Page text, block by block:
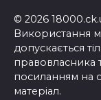
© 2026
Використання
допускається
правовласника
посиланням на
матеріал.